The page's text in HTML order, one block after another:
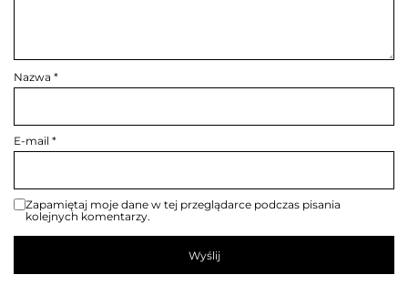
Nazwa *
E-mail *
Zapamiętaj moje dane w tej przeglądarce podczas pisania
kolejnych komentarzy.